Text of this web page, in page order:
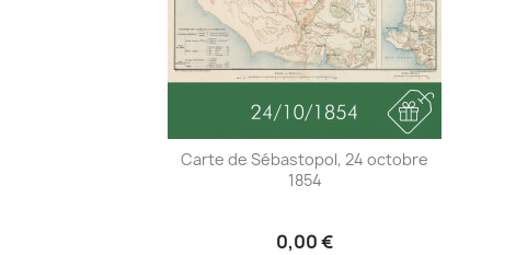
Carte de Sébastopol, 24 octobre
1854
0,00 €